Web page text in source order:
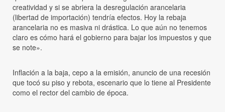
creatividad y si se abriera la desregulación arancelaria
(libertad de importación) tendría efectos. Hoy la rebaja
arancelaria no es masiva ni drástica. Lo que aún no tenemos
claro es cómo hará el gobierno para bajar los impuestos y que
se note».
Inflación a la baja, cepo a la emisión, anuncio de una recesión
que tocó su piso y rebota, escenario que lo tiene al Presidente
como el rector del cambio de época.